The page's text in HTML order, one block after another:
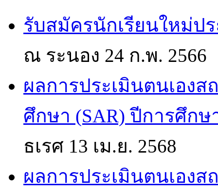
รับสมัครนักเรียนใหม่ป
ณ ระนอง 24 ก.พ. 2566
ผลการประเมินตนเอง
ศึกษา (SAR) ปีการศึกษ
ธเรศ 13 เม.ย. 2568
ผลการประเมินตนเอง